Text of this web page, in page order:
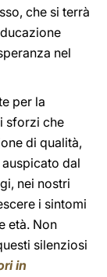
che si terrà
nel
per la
sforzi che
di qualità,
dal
nei nostri
i sintomi
età. Non
silenziosi
in